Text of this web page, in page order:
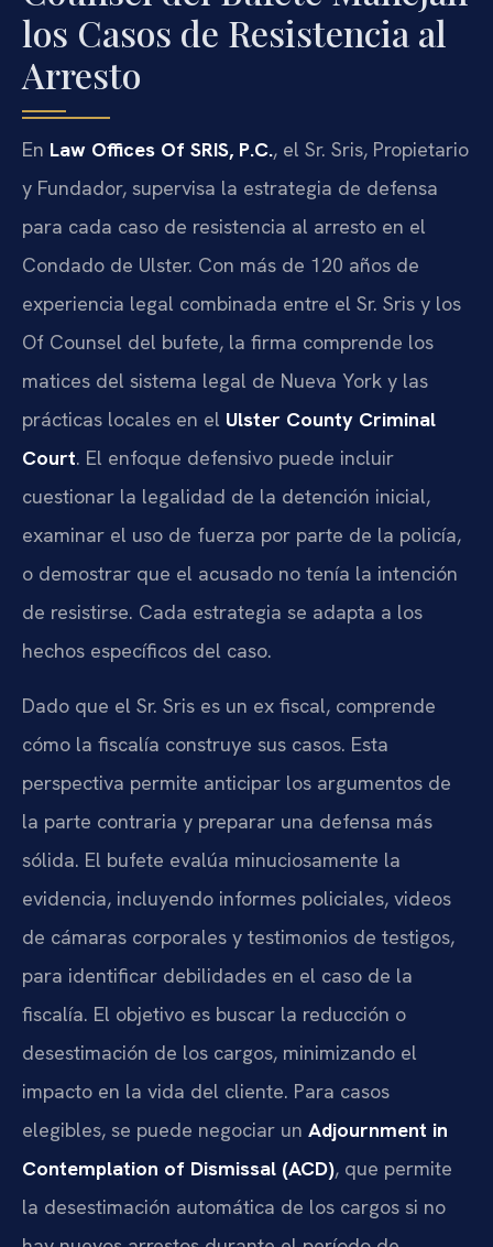
los Casos de Resistencia al
Arresto
En Law Offices Of SRIS, P.C., el Sr. Sris, Propietario
y Fundador, supervisa la estrategia de defensa
para cada caso de resistencia al arresto en el
Condado de Ulster. Con más de 120 años de
experiencia legal combinada entre el Sr. Sris y los
Of Counsel del bufete, la firma comprende los
matices del sistema legal de Nueva York y las
prácticas locales en el Ulster County Criminal
Court. El enfoque defensivo puede incluir
cuestionar la legalidad de la detención inicial,
examinar el uso de fuerza por parte de la policía,
o demostrar que el acusado no tenía la intención
de resistirse. Cada estrategia se adapta a los
hechos específicos del caso.
Dado que el Sr. Sris es un ex fiscal, comprende
cómo la fiscalía construye sus casos. Esta
perspectiva permite anticipar los argumentos de
la parte contraria y preparar una defensa más
sólida. El bufete evalúa minuciosamente la
evidencia, incluyendo informes policiales, videos
de cámaras corporales y testimonios de testigos,
para identificar debilidades en el caso de la
fiscalía. El objetivo es buscar la reducción o
desestimación de los cargos, minimizando el
impacto en la vida del cliente. Para casos
elegibles, se puede negociar un Adjournment in
Contemplation of Dismissal (ACD), que permite
la desestimación automática de los cargos si no